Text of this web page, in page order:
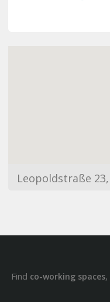
Find co-working spaces,